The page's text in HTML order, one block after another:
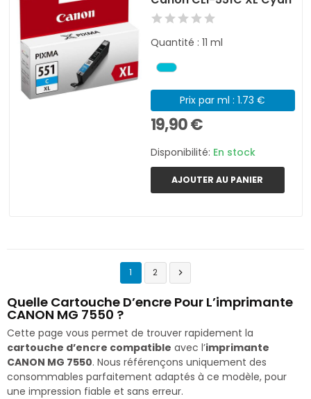
Quantité : 11 ml
Prix par ml : 1.73 €
19,90 €
Disponibilité: En stock
AJOUTER AU PANIER
1 2 
Quelle Cartouche D’encre Pour L’imprimante
CANON MG 7550 ?
Cette page vous permet de trouver rapidement la
cartouche d’encre compatible avec l’imprimante
CANON MG 7550. Nous référençons uniquement des
consommables parfaitement adaptés à ce modèle, pour
une impression fiable et sans erreur.